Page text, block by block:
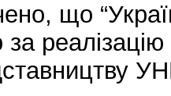
що
за